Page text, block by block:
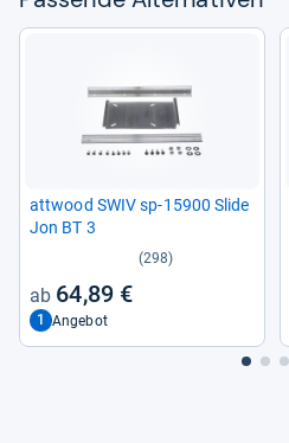
att­wood SWIV sp-​15900 Slide
Jon BT 3
(298)
64,89 €
1 Angebot